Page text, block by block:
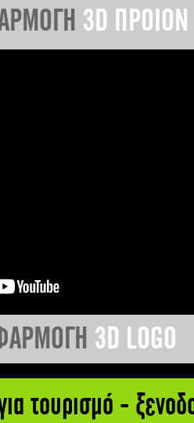
3D ΠΡΟΙΟΝ
3D LOGO
τουρισμό -